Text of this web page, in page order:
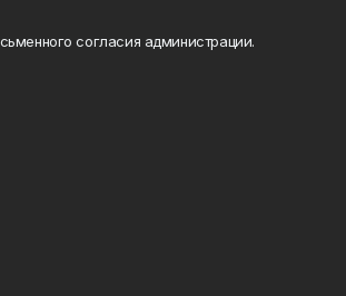
согласия администрации.